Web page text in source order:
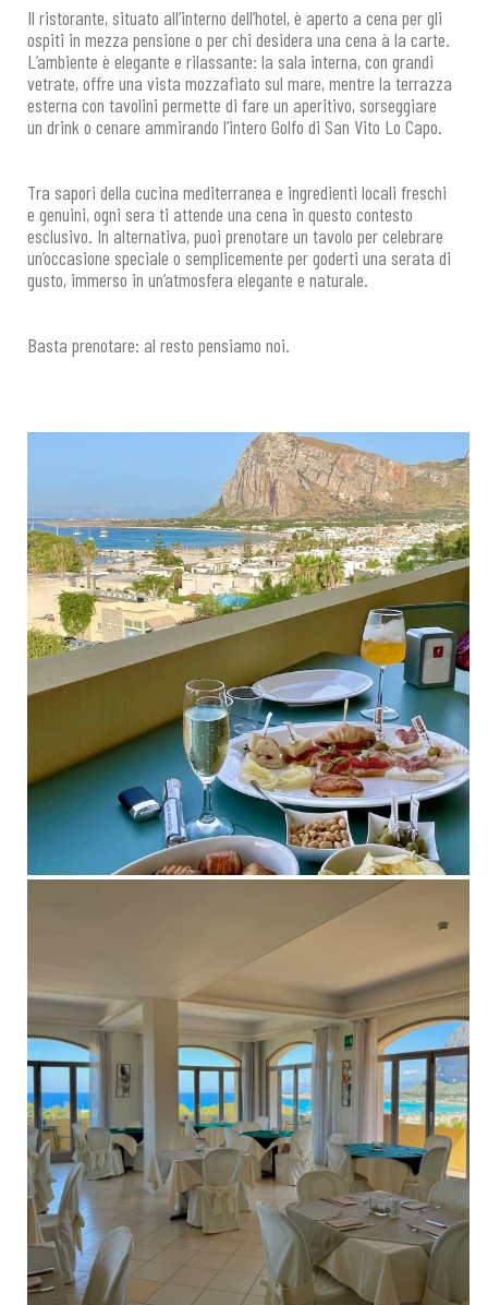
Il ristorante, situato all’interno dell’hotel, è aperto a cena per gli
ospiti in mezza pensione o per chi desidera una cena à la carte.
L’ambiente è elegante e rilassante: la sala interna, con grandi
vetrate, offre una vista mozzafiato sul mare, mentre la terrazza
esterna con tavolini permette di fare un aperitivo, sorseggiare
un drink o cenare ammirando l’intero Golfo di San Vito Lo Capo.
Tra sapori della cucina mediterranea e ingredienti locali freschi
e genuini, ogni sera ti attende una cena in questo contesto
esclusivo. In alternativa, puoi prenotare un tavolo per celebrare
un’occasione speciale o semplicemente per goderti una serata di
gusto, immerso in un’atmosfera elegante e naturale.
Basta prenotare: al resto pensiamo noi.